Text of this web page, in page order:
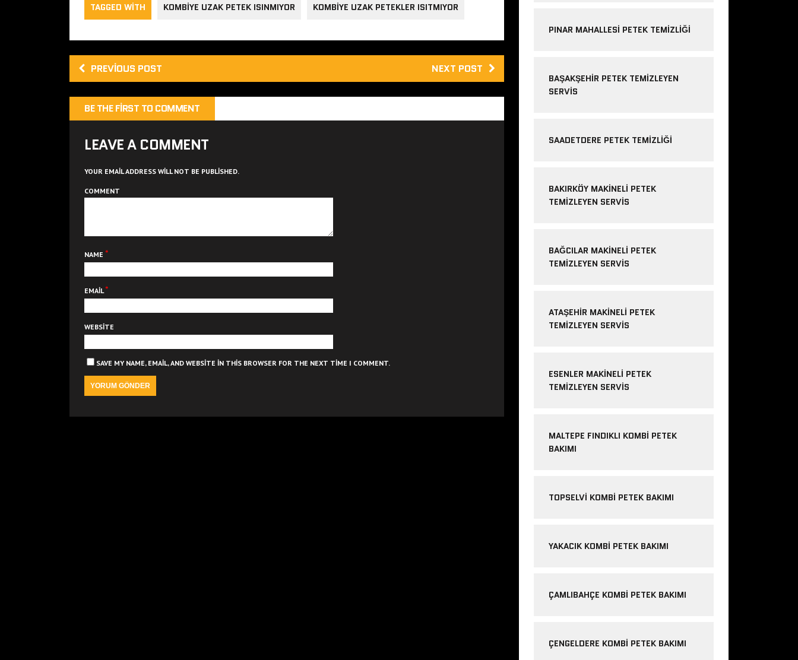
TAGGED WITH KOMBIYE UZAK PETEK ISINMIYOR KOMBIYE UZAK PETEKLER ISITMIYOR
PREVIOUS POST NEXT POST
BE THE FIRST TO COMMENT
LEAVE A COMMENT
YOUR EMAIL ADDRESS WILL NOT BE PUBLISHED.
COMMENT
NAME *
EMAIL*
WEBSITE
SAVE MY NAME, EMAIL, AND WEBSITE IN THIS BROWSER FOR THE NEXT TIME I COMMENT.
PINAR MAHALLESI PETEK TEMIZLIĞI
BAŞAKŞEHIR PETEK TEMIZLEYEN
SERVIS
SAADETDERE PETEK TEMIZLIĞI
BAKIRKÖY MAKINELI PETEK
TEMIZLEYEN SERVIS
BAĞCILAR MAKINELI PETEK
TEMIZLEYEN SERVIS
ATAŞEHIR MAKINELI PETEK
TEMIZLEYEN SERVIS
ESENLER MAKINELI PETEK
TEMIZLEYEN SERVIS
MALTEPE FINDIKLI KOMBI PETEK
BAKIMI
TOPSELVI KOMBI PETEK BAKIMI
YAKACIK KOMBI PETEK BAKIMI
ÇAMLIBAHÇE KOMBI PETEK BAKIMI
ÇENGELDERE KOMBI PETEK BAKIMI